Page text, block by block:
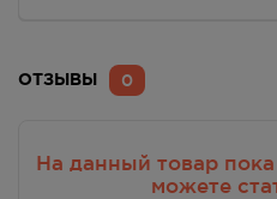
0
ОТЗЫВЫ
На данный товар
можете